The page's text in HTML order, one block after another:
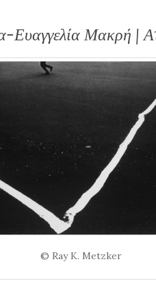
Ευαγγελία Μακρή |
© Ray K. Metzker